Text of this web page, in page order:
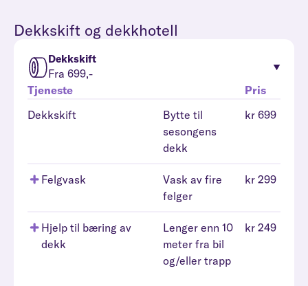
Dekkskift og dekkhotell
Dekkskift
Fra 699,-
Tjeneste
Pris
Dekkskift
Bytte til
sesongens
dekk
kr 699
Felgvask
Vask av fire
felger
kr 299
Hjelp til bæring av
dekk
Lenger enn 10
meter fra bil
og/eller trapp
kr 249